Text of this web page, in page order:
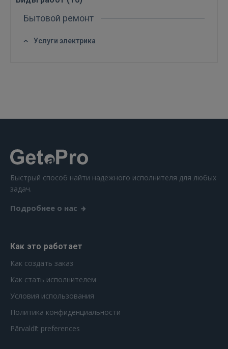
Войти
Ещё не зарегистрированы?
Бытовой ремонт
Услуги электрика
Быстрый способ найти надежного исполнителя для любых
задач.
Подробнее о нас
Как это работает
Как создать заказ
Как стать исполнителем
Условия использования
Политика конфиденциальности
Pārvaldīt preferences